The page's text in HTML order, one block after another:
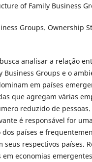
of Family Business
Groups. Ownership
analisar a relação
Business Groups e o
em países
que agregam várias
reduzido de
é responsável for
países e
seus respectivos países.
economias